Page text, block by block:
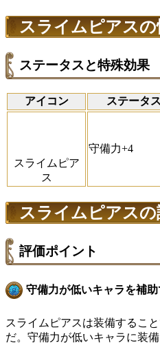
スライムピアスの
ステータスと特殊効果
アイコン ステータ
スライムピア
ス
守備力+4
スライムピアスの
評価ポイント
守備力が低いキャラを補助
スライムピアスは装備するこ
だ。守備力が低いキャラに装備